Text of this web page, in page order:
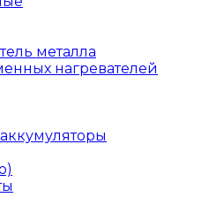
металла
нагревателей